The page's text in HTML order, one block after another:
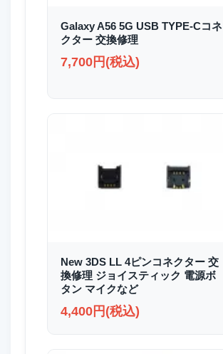
Galaxy A56 5G USB TYPE-Cコネ
クター 交換修理
7,700円(税込)
New 3DS LL 4ピンコネクター 交
換修理 ジョイスティック 電源ボ
タン マイクなど
4,400円(税込)